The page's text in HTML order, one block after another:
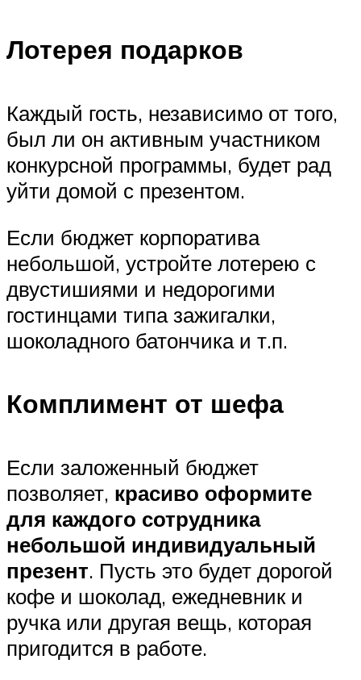
Лотерея подарков
Каждый гость, независимо от того,
был ли он активным участником
конкурсной программы, будет рад
уйти домой с презентом.
Если бюджет корпоратива
небольшой, устройте лотерею с
двустишиями и недорогими
гостинцами типа зажигалки,
шоколадного батончика и т.п.
Комплимент от шефа
Если заложенный бюджет
позволяет, красиво оформите
для каждого сотрудника
небольшой индивидуальный
презент. Пусть это будет дорогой
кофе и шоколад, ежедневник и
ручка или другая вещь, которая
пригодится в работе.